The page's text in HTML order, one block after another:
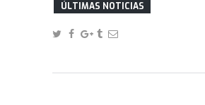
ÚLTIMAS NOTICIAS